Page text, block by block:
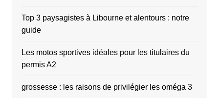
Top 3 paysagistes à Libourne et alentours : notre
guide
Les motos sportives idéales pour les titulaires du
permis A2
grossesse : les raisons de privilégier les oméga 3